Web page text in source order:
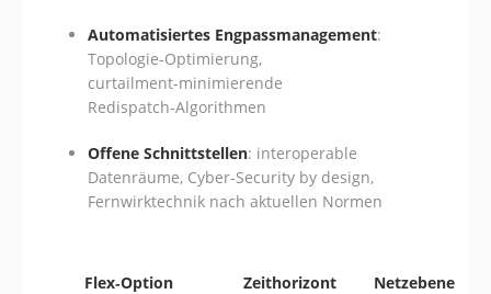
Automatisiertes Engpassmanagement:
Topologie‑Optimierung,
curtailment‑minimierende
Redispatch‑Algorithmen
Offene Schnittstellen: interoperable
Datenräume, Cyber‑Security by design,
Fernwirktechnik nach aktuellen Normen
Flex‑Option Zeithorizont Netzebene